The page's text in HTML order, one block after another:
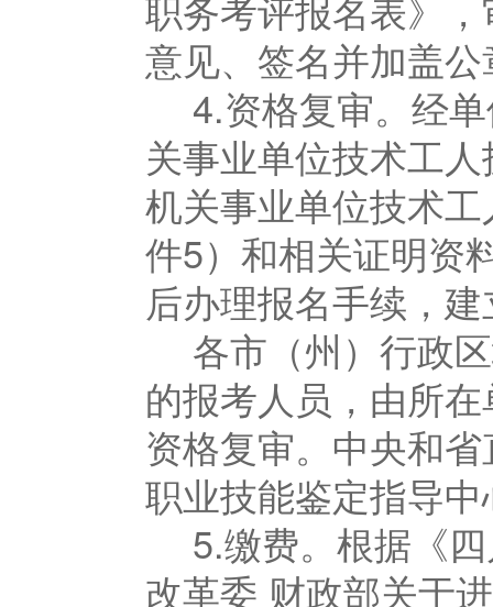
意见、签名并加盖
4.资格复审。经
关事业单位技术工
机关事业单位技术
件5）和相关证明资
后办理报名手续，
各市（州）行政
的报考人员，由所
资格复审。中央和
职业技能鉴定指导
5.缴费。根据《
改革委 财政部关于